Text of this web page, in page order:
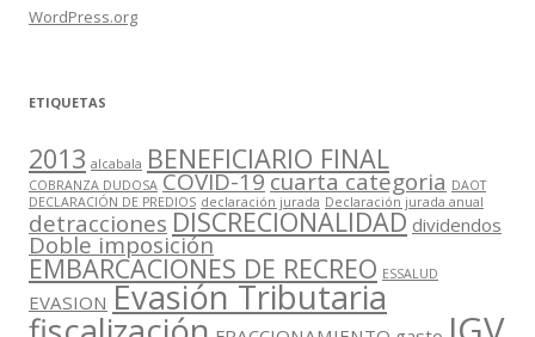
WordPress.org
ETIQUETAS
2013 alcabala BENEFICIARIO FINAL
COBRANZA DUDOSA COVID-19cuarta categoria DAOT
DECLARACIÓN DE PREDIOS declaración jurada Declaración jurada anual
detracciones DISCRECIONALIDAD dividendos
Doble imposición
EMBARCACIONES DE RECREO ESSALUD
EVASION Evasión Tributaria